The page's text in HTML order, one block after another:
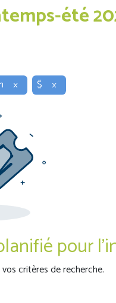
été
× $ ×
pour
critères de recherche.